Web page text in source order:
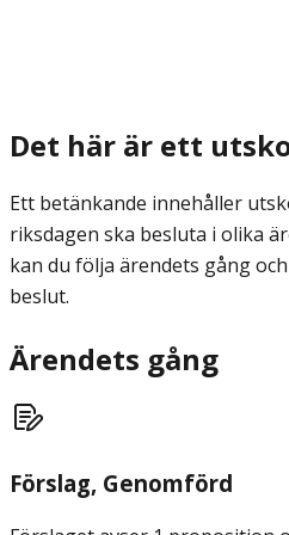
Det här är ett
Ett betänkande innehåller
riksdagen ska besluta i olika
kan du följa ärendets gång
beslut.
Ärendets gång
Förslag, Genomförd